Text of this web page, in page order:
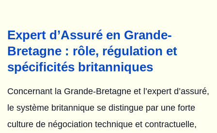
Expert d’Assuré en Grande-
Bretagne : rôle, régulation et
spécificités britanniques
Concernant la Grande-Bretagne et l’expert d’assuré,
le système britannique se distingue par une forte
culture de négociation technique et contractuelle,